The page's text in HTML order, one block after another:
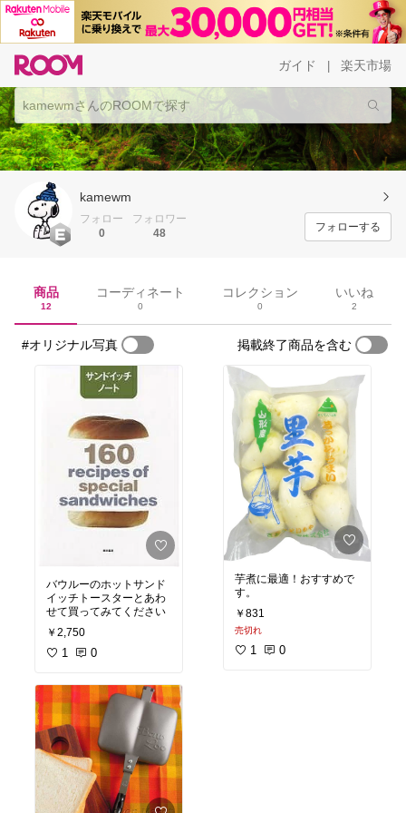
ガイド 楽天市場
kamewm
フォロー
0
フォロワー
48
フォローする
商品
12
コーディネート
0
コレクション
0
いいね
2
#オリジナル写真 掲載終了商品を含む
バウルーのホットサンド
イッチトースターとあわ
せて買ってみてください
￥2,750
1 0
芋煮に最適！おすすめで
す。
￥831
売切れ
1 0